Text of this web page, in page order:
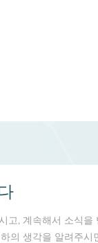
고, 계속해서 소식을
의 생각을 알려주시